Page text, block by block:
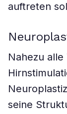
auftreten
Nahezu
seine